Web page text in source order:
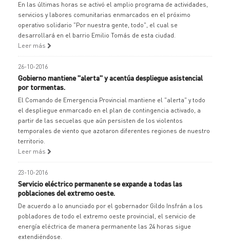
En las últimas horas se activó el amplio programa de actividades,
servicios y labores comunitarias enmarcados en el próximo
operativo solidario "Por nuestra gente, todo", el cual se
desarrollará en el barrio Emilio Tomás de esta ciudad.
Leer más
26-10-2016
Gobierno mantiene "alerta" y acentúa despliegue asistencial
por tormentas.
El Comando de Emergencia Provincial mantiene el "alerta" y todo
el despliegue enmarcado en el plan de contingencia activado, a
partir de las secuelas que aún persisten de los violentos
temporales de viento que azotaron diferentes regiones de nuestro
territorio.
Leer más
23-10-2016
Servicio eléctrico permanente se expande a todas las
poblaciones del extremo oeste.
De acuerdo a lo anunciado por el gobernador Gildo Insfrán a los
pobladores de todo el extremo oeste provincial, el servicio de
energía eléctrica de manera permanente las 24 horas sigue
extendiéndose.